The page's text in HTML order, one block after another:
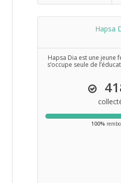
Hapsa
Hapsa Dia est une jeune
s’occupe seule de
100%